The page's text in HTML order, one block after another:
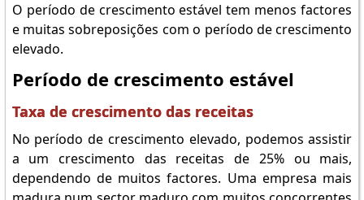
O período de crescimento estável tem menos factores
e muitas sobreposições com o período de crescimento
elevado.
Período de crescimento estável
Taxa de crescimento das receitas
No período de crescimento elevado, podemos assistir
a um crescimento das receitas de 25% ou mais,
dependendo de muitos factores. Uma empresa mais